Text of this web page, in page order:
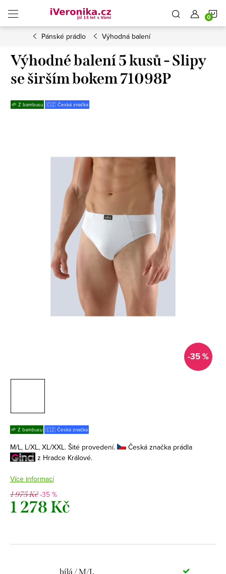
obsah
Pánské prádlo Výhodná balení
Výhodné balení 5 kusů - Slipy
se širším bokem 71098P
🌱 Z bambusu 🇨🇿 Česká značka
-35 %
🌱 Z bambusu 🇨🇿 Česká značka
M/L, L/XL, XL/XXL. Šité provedení.
Česká značka prádla
z Hradce Králové.
Více informací
1 975 Kč-35 %
1 278 Kč
bílá / M/L